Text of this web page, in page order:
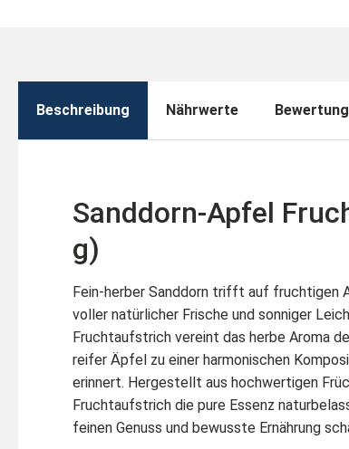
Beschreibung Nährwerte
Sanddorn-Apfel
g)
Fein-herber Sanddorn trifft auf fruchtigen
voller natürlicher Frische und sonniger
Fruchtaufstrich vereint das herbe Aroma
reifer Äpfel zu einer harmonischen
erinnert. Hergestellt aus hochwertigen
Fruchtaufstrich die pure Essenz
feinen Genuss und bewusste Ernährung